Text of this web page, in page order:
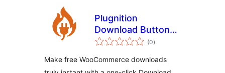
Plugnition
Download Button
for WooCommerce
(0укупних
оцена
)
Make free WooCommerce downloads